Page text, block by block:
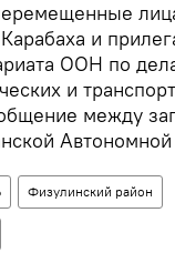
и
ООН по
и
между
Физулинский район